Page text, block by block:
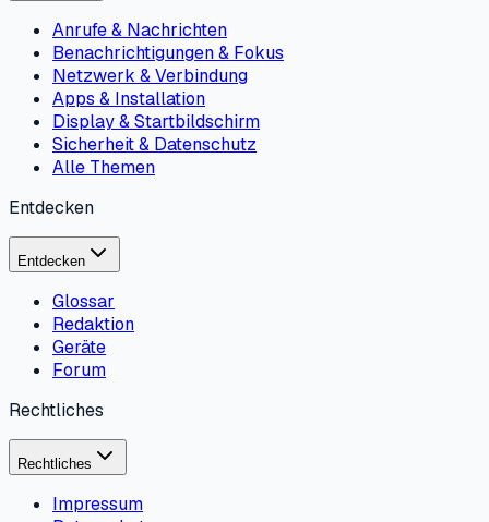
Anrufe & Nachrichten
Benachrichtigungen & Fokus
Netzwerk & Verbindung
Apps & Installation
Display & Startbildschirm
Sicherheit & Datenschutz
Alle Themen
Entdecken
Entdecken
Glossar
Redaktion
Geräte
Forum
Rechtliches
Rechtliches
Impressum